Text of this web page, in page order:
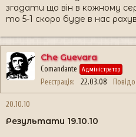
згадати що він в кожному
то 5-1 скоро буде в нас
Che Guevara
Comandante Адміністратор
Реєстрація 22.03.08
20.10.10
Результати 19.10.10